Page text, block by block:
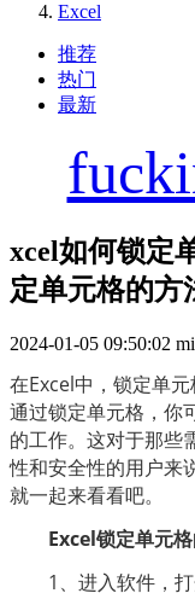
Excel
推荐
热门
最新
xcel如何锁定
定单元格的方
2024-01-05 09:50:02
在Excel中，锁定单元
通过锁定单元格，你
的工作。这对于那些
性和安全性的用户来
就一起来看看吧。
Excel锁定单元
1、进入软件，打